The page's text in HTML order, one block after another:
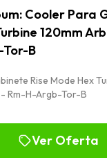
Cooler Para
120mm
B
Rise Mode Hex
Rm-H-Argb-Tor-B
Ver Oferta